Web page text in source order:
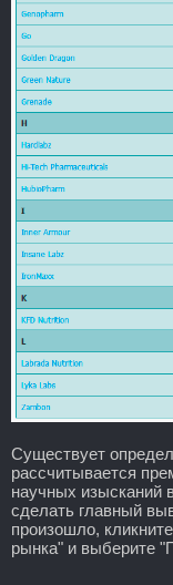
Существует
рассчитывается
научных изысканий
сделать главный
произошло,
рынка" и выберите